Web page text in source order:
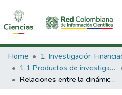
Communities & Collections
All of DSpace
Home
1.1 Productos de investigación
Relaciones entre la dinámica del uso del suelo y la climatología regional como una evidencia de cambio climático en la región de los Andes.